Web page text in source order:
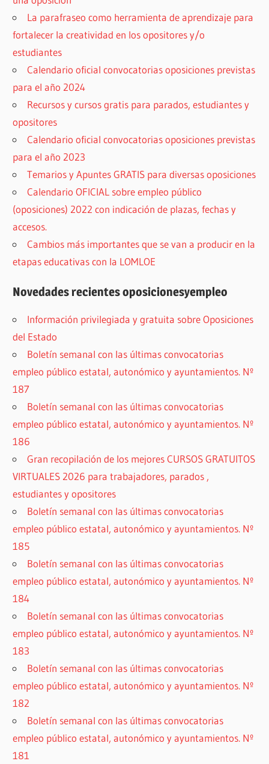
La parafraseo como herramienta de aprendizaje para
fortalecer la creatividad en los opositores y/o
estudiantes
Calendario oficial convocatorias oposiciones previstas
para el año 2024
Recursos y cursos gratis para parados, estudiantes y
opositores
Calendario oficial convocatorias oposiciones previstas
para el año 2023
Temarios y Apuntes GRATIS para diversas oposiciones
Calendario OFICIAL sobre empleo público
(oposiciones) 2022 con indicación de plazas, fechas y
accesos.
Cambios más importantes que se van a producir en la
etapas educativas con la LOMLOE
Novedades recientes oposicionesyempleo
Información privilegiada y gratuita sobre Oposiciones
del Estado
Boletín semanal con las últimas convocatorias
empleo público estatal, autonómico y ayuntamientos. Nº
187
Boletín semanal con las últimas convocatorias
empleo público estatal, autonómico y ayuntamientos. Nº
186
Gran recopilación de los mejores CURSOS GRATUITOS
VIRTUALES 2026 para trabajadores, parados ,
estudiantes y opositores
Boletín semanal con las últimas convocatorias
empleo público estatal, autonómico y ayuntamientos. Nº
185
Boletín semanal con las últimas convocatorias
empleo público estatal, autonómico y ayuntamientos. Nº
184
Boletín semanal con las últimas convocatorias
empleo público estatal, autonómico y ayuntamientos. Nº
183
Boletín semanal con las últimas convocatorias
empleo público estatal, autonómico y ayuntamientos. Nº
182
Boletín semanal con las últimas convocatorias
empleo público estatal, autonómico y ayuntamientos. Nº
181